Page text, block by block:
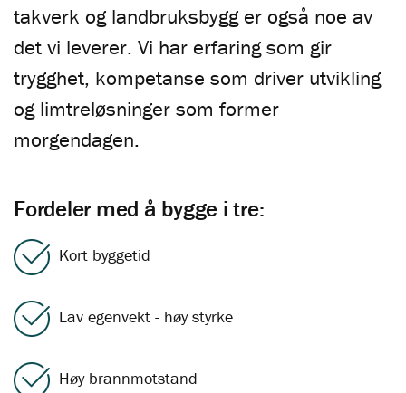
takverk og landbruksbygg er også noe av
det vi leverer. Vi har erfaring som gir
trygghet, kompetanse som driver utvikling
og limtreløsninger som former
morgendagen.
Fordeler med å bygge i tre:
Kort byggetid
Lav egenvekt - høy styrke
Høy brannmotstand